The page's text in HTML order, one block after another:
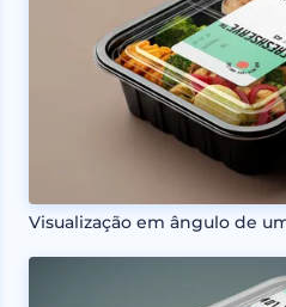
Visualização em ângulo de